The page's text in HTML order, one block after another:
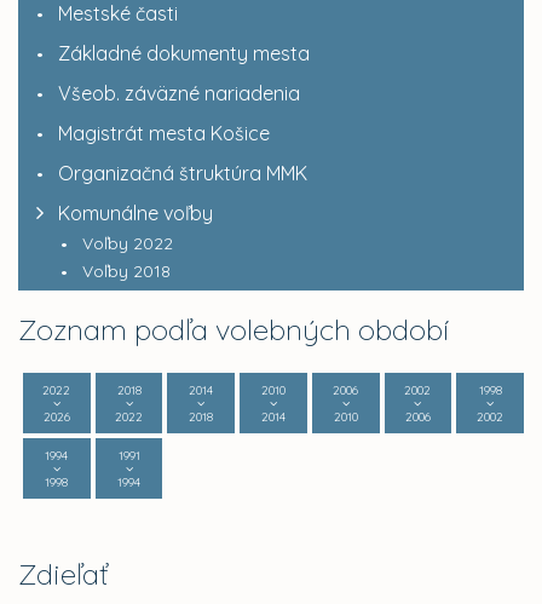
Mestské časti
Základné dokumenty mesta
Všeob. záväzné nariadenia
Magistrát mesta Košice
Organizačná štruktúra MMK
Komunálne voľby
Voľby 2022
Voľby 2018
Zoznam podľa volebných období
2022
2026
2018
2022
2014
2018
2010
2014
2006
2010
2002
2006
1998
2002
1994
1998
1991
1994
Zdieľať